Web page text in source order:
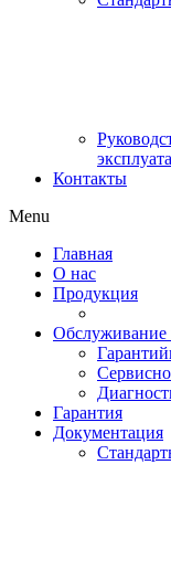
Контакты
Menu
Главная
О нас
Продукция
Обслуживание
Гарантия
Документация